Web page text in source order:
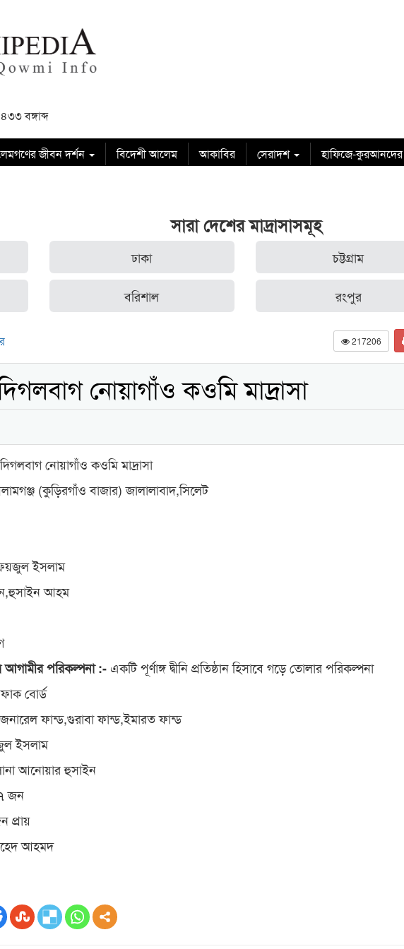
বঙ্গাব্দ
জীবন দর্শন বিদেশী আলেম আকাবির সেরাদশ হাফিজে-কুরআনদের
সারা দেশের মাদ্রাসাসমূহ
ঢাকা চট্টগ্রাম
বরিশাল রংপুর
217206
নোয়াগাঁও কওমি মাদ্রাসা
নোয়াগাঁও কওমি মাদ্রাসা
(কুড়িরগাঁও বাজার) জালালাবাদ,সিলেট
ইসলাম
আহম
আগামীর পরিকল্পনা :- একটি পূর্ণাঙ্গ দ্বীনি প্রতিষ্ঠান হিসাবে গড়ে তোলার পরিকল্পনা
বোর্ড
ফান্ড,গুরাবা ফান্ড,ইমারত ফান্ড
ইসলাম
আনোয়ার হুসাইন
জন
প্রায়
আহমদ